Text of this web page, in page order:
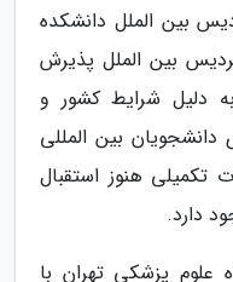
بین الملل دانشکده
در پردیس بین الملل پذیرش
دلیل شرایط کشور و
بین المللی
تکمیلی هنوز استقبال
دارد.
علوم پزشکی تهران با